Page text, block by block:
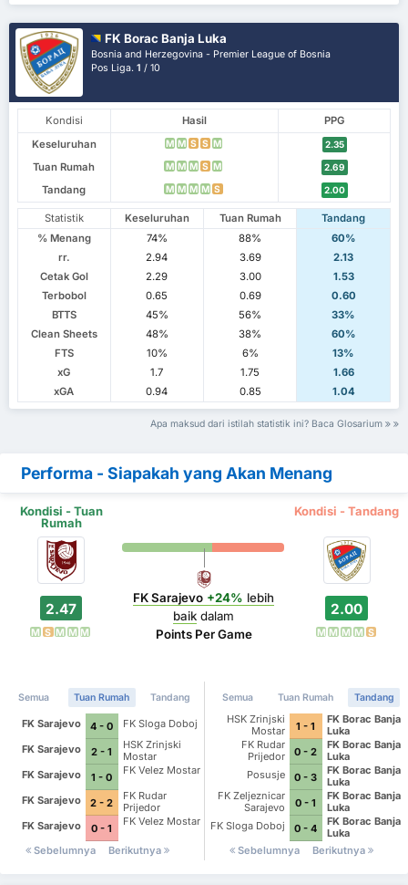
FK Borac Banja Luka
Bosnia and Herzegovina - Premier League of Bosnia
Pos Liga.1 / 10
Kondisi Hasil
PPG
Keseluruhan
M M S S M 2.35
Tuan Rumah M M M S M 2.69
Tandang M M M M S 2.00
Statistik Keseluruhan Tuan Rumah
Tandang
% Menang
74% 88%
60%
rr.
2.94 3.69
2.13
Cetak Gol
2.29 3.00
1.53
Terbobol
0.65 0.69
0.60
BTTS
45% 56%
33%
Clean Sheets
48% 38%
60%
FTS
10% 6%
13%
xG
1.7 1.75
1.66
xGA
0.94 0.85 1.04
Apa maksud dari istilah statistik ini? Baca Glosarium
Performa - Siapakah yang Akan Menang
Kondisi - Tuan
Rumah
Kondisi - Tandang
2.47
M S M M M
FK Sarajevo +24% lebih
baik dalam
Points Per Game
2.00
M M M M S
Semua Tuan Rumah Tandang
FK Sarajevo 4 - 0
FK Sloga Doboj
FK Sarajevo
2 - 1
HSK Zrinjski
Mostar
FK Sarajevo
1 - 0
FK Velez Mostar
FK Sarajevo 2 - 2
FK Rudar
Prijedor
FK Sarajevo
0 - 1
FK Velez Mostar
Sebelumnya Berikutnya
Semua Tuan Rumah Tandang
HSK Zrinjski
Mostar
1 - 1
FK Borac Banja
Luka
FK Rudar
Prijedor
0 - 2
FK Borac Banja
Luka
Posusje
0 - 3
FK Borac Banja
Luka
FK Zeljeznicar
Sarajevo
0 - 1
FK Borac Banja
Luka
FK Sloga Doboj
0 - 4
FK Borac Banja
Luka
Sebelumnya
Berikutnya